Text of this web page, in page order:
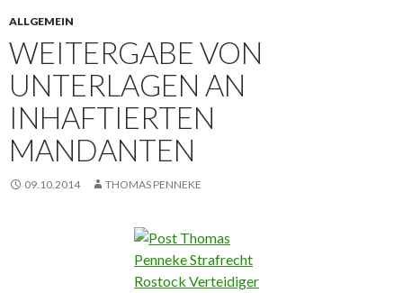
ALLGEMEIN
WEITERGABE VON
UNTERLAGEN AN
INHAFTIERTEN
MANDANTEN
09.10.2014 THOMAS PENNEKE